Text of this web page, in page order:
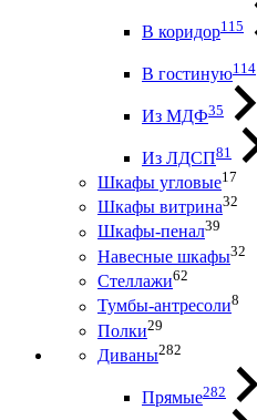
В коридор115
В гостиную114
Из МДФ35
Из ЛДСП81
Шкафы угловые17
Шкафы витрина32
Шкафы-пенал39
Навесные шкафы32
Стеллажи62
Тумбы-антресоли8
Полки29
Диваны282
Прямые282